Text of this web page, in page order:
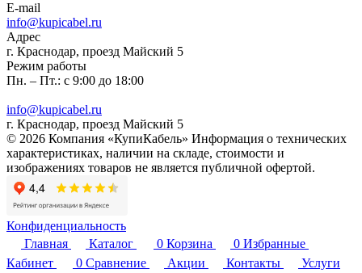
E-mail
info@kupicabel.ru
Адрес
г. Краснодар, проезд Майский 5
Режим работы
Пн. – Пт.: с 9:00 до 18:00
info@kupicabel.ru
г. Краснодар, проезд Майский 5
© 2026 Компания «КупиКабель» Информация о технических
характеристиках, наличии на складе, стоимости и
изображениях товаров не является публичной офертой.
Конфиденциальность
Главная
Каталог 0 Корзина 0 Избранные
Кабинет
0 Сравнение Акции Контакты
Услуги